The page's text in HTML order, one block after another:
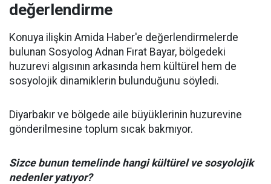
değerlendirme
Konuya ilişkin Amida Haber'e değerlendirmelerde
bulunan Sosyolog Adnan Fırat Bayar, bölgedeki
huzurevi algısının arkasında hem kültürel hem de
sosyolojik dinamiklerin bulunduğunu söyledi.
Diyarbakır ve bölgede aile büyüklerinin huzurevine
gönderilmesine toplum sıcak bakmıyor.
Sizce bunun temelinde hangi kültürel ve sosyolojik
nedenler yatıyor?